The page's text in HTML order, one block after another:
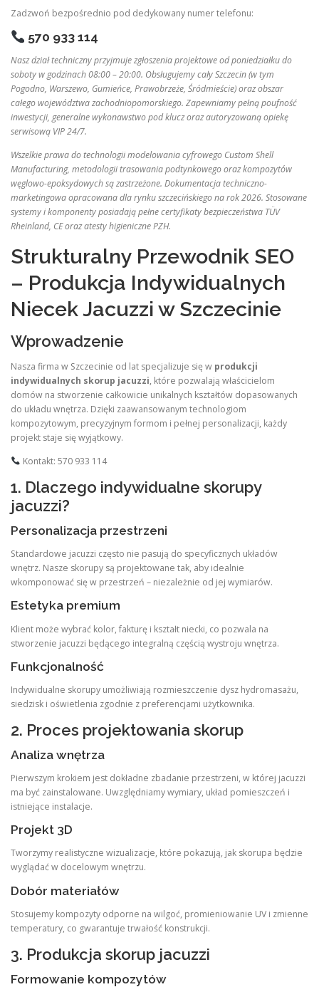
Zadzwoń bezpośrednio pod dedykowany numer telefonu:
570 933 114
Nasz dział techniczny przyjmuje zgłoszenia projektowe od poniedziałku do
soboty w godzinach 08:00 – 20:00. Obsługujemy cały Szczecin (w tym
Pogodno, Warszewo, Gumieńce, Prawobrzeże, Śródmieście) oraz obszar
całego województwa zachodniopomorskiego. Zapewniamy pełną poufność
inwestycji, generalne wykonawstwo pod klucz oraz autoryzowaną opiekę
serwisową VIP 24/7.
Wszelkie prawa do technologii modelowania cyfrowego Custom Shell
Manufacturing, metodologii trasowania podtynkowego oraz kompozytów
węglowo-epoksydowych są zastrzeżone. Dokumentacja techniczno-
marketingowa opracowana dla rynku szczecińskiego na rok 2026. Stosowane
systemy i komponenty posiadają pełne certyfikaty bezpieczeństwa TÜV
Rheinland, CE oraz atesty higieniczne PZH.
Strukturalny Przewodnik SEO
– Produkcja Indywidualnych
Niecek Jacuzzi w Szczecinie
Wprowadzenie
Nasza firma w Szczecinie od lat specjalizuje się w produkcji
indywidualnych skorup jacuzzi, które pozwalają właścicielom
domów na stworzenie całkowicie unikalnych kształtów dopasowanych
do układu wnętrza. Dzięki zaawansowanym technologiom
kompozytowym, precyzyjnym formom i pełnej personalizacji, każdy
projekt staje się wyjątkowy.
Kontakt: 570 933 114
1. Dlaczego indywidualne skorupy
jacuzzi?
Personalizacja przestrzeni
Standardowe jacuzzi często nie pasują do specyficznych układów
wnętrz. Nasze skorupy są projektowane tak, aby idealnie
wkomponować się w przestrzeń – niezależnie od jej wymiarów.
Estetyka premium
Klient może wybrać kolor, fakturę i kształt niecki, co pozwala na
stworzenie jacuzzi będącego integralną częścią wystroju wnętrza.
Funkcjonalność
Indywidualne skorupy umożliwiają rozmieszczenie dysz hydromasażu,
siedzisk i oświetlenia zgodnie z preferencjami użytkownika.
2. Proces projektowania skorup
Analiza wnętrza
Pierwszym krokiem jest dokładne zbadanie przestrzeni, w której jacuzzi
ma być zainstalowane. Uwzględniamy wymiary, układ pomieszczeń i
istniejące instalacje.
Projekt 3D
Tworzymy realistyczne wizualizacje, które pokazują, jak skorupa będzie
wyglądać w docelowym wnętrzu.
Dobór materiałów
Stosujemy kompozyty odporne na wilgoć, promieniowanie UV i zmienne
temperatury, co gwarantuje trwałość konstrukcji.
3. Produkcja skorup jacuzzi
Formowanie kompozytów